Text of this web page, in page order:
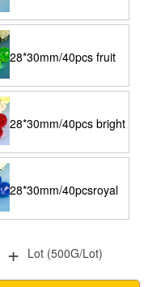
champagne color
28*30mm/40pcs fruit
green
28*30mm/40pcs bright
red
28*30mm/40pcsroyal
blue
+ Lot(500G/Lot)